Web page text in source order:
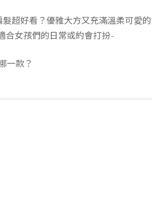
超好看？優雅大方又充滿溫柔可愛
合女孩們的日常或約會打扮~
一款？